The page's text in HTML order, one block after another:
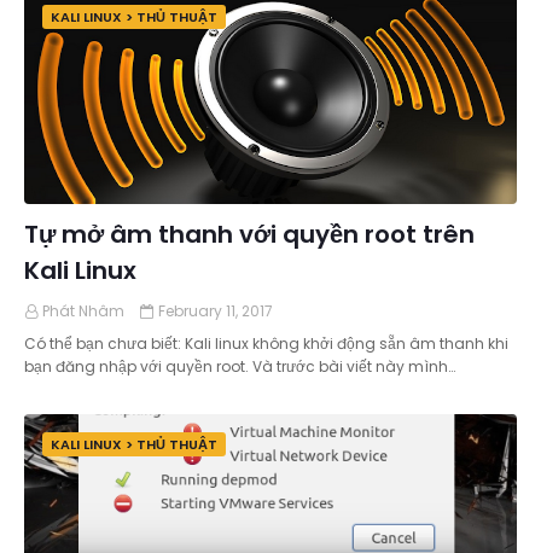
KALI LINUX > THỦ THUẬT
Tự mở âm thanh với quyền root trên
Kali Linux
Phát Nhâm
February 11, 2017
Có thể bạn chưa biết: Kali linux không khởi động sẵn âm thanh khi
bạn đăng nhập với quyền root. Và trước bài viết này mình…
KALI LINUX > THỦ THUẬT